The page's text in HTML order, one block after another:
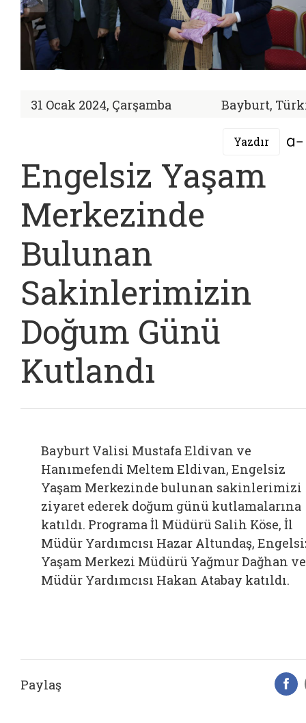
31 Ocak 2024, Çarşamba Bayburt,
Yazdır
Engelsiz Yaşam
Merkezinde
Bulunan
Sakinlerimizin
Doğum Günü
Kutlandı
Bayburt Valisi Mustafa Eldivan ve
Hanımefendi Meltem Eldivan, Engelsiz
Yaşam Merkezinde bulunan sakinlerimizi
ziyaret ederek doğum günü kutlamalarına
katıldı. Programa İl Müdürü Salih Köse, İl
Müdür Yardımcısı Hazar Altundaş,
Yaşam Merkezi Müdürü Yağmur Dağhan ve
Müdür Yardımcısı Hakan Atabay katıldı.
Paylaş